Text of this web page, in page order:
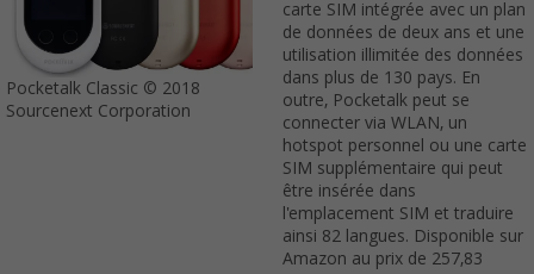
Pocketalk Classic © 2018
Sourcenext Corporation
carte SIM intégrée avec un plan
de données de deux ans et une
utilisation illimitée des données
dans plus de 130 pays. En
outre, Pocketalk peut se
connecter via WLAN, un
hotspot personnel ou une carte
SIM supplémentaire qui peut
être insérée dans
l'emplacement SIM et traduire
ainsi 82 langues. Disponible sur
Amazon au prix de 257,83